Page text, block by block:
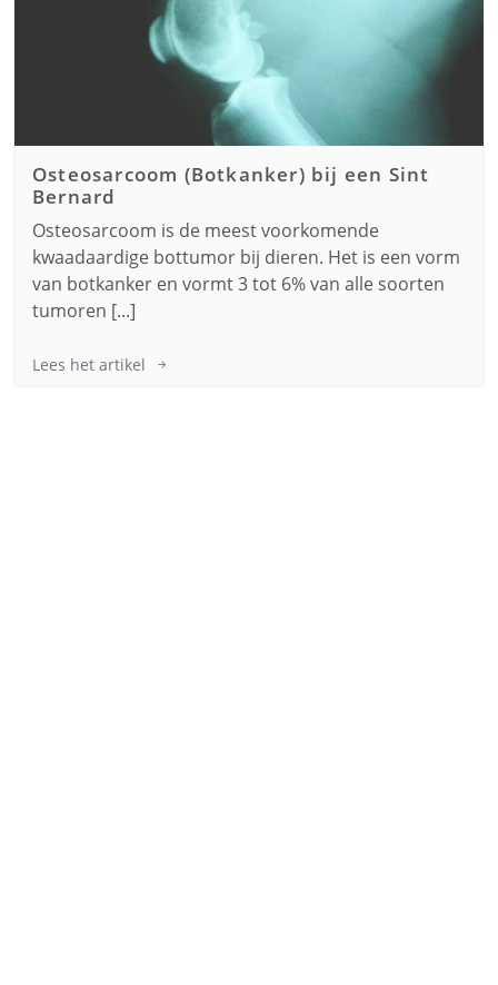
Osteosarcoom (Botkanker) bij een Sint
Bernard
Osteosarcoom is de meest voorkomende
kwaadaardige bottumor bij dieren. Het is een vorm
van botkanker en vormt 3 tot 6% van alle soorten
tumoren [...]
Lees het artikel